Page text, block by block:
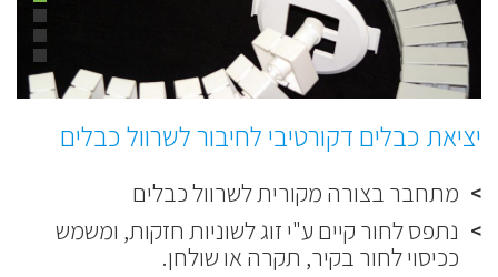
יציאת כבלים דקורטיבי לחיבור לשרוול כבלים
מתחבר בצורה מקורית לשרוול כבלים
נתפס לחור קיים ע"י זוג לשוניות חזקות, ומשמש
ככיסוי לחור בקיר, תקרה או שולחן.